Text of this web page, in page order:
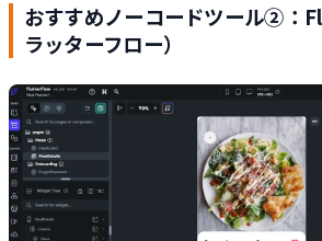
おすすめノーコードツール②
ラッターフロー）